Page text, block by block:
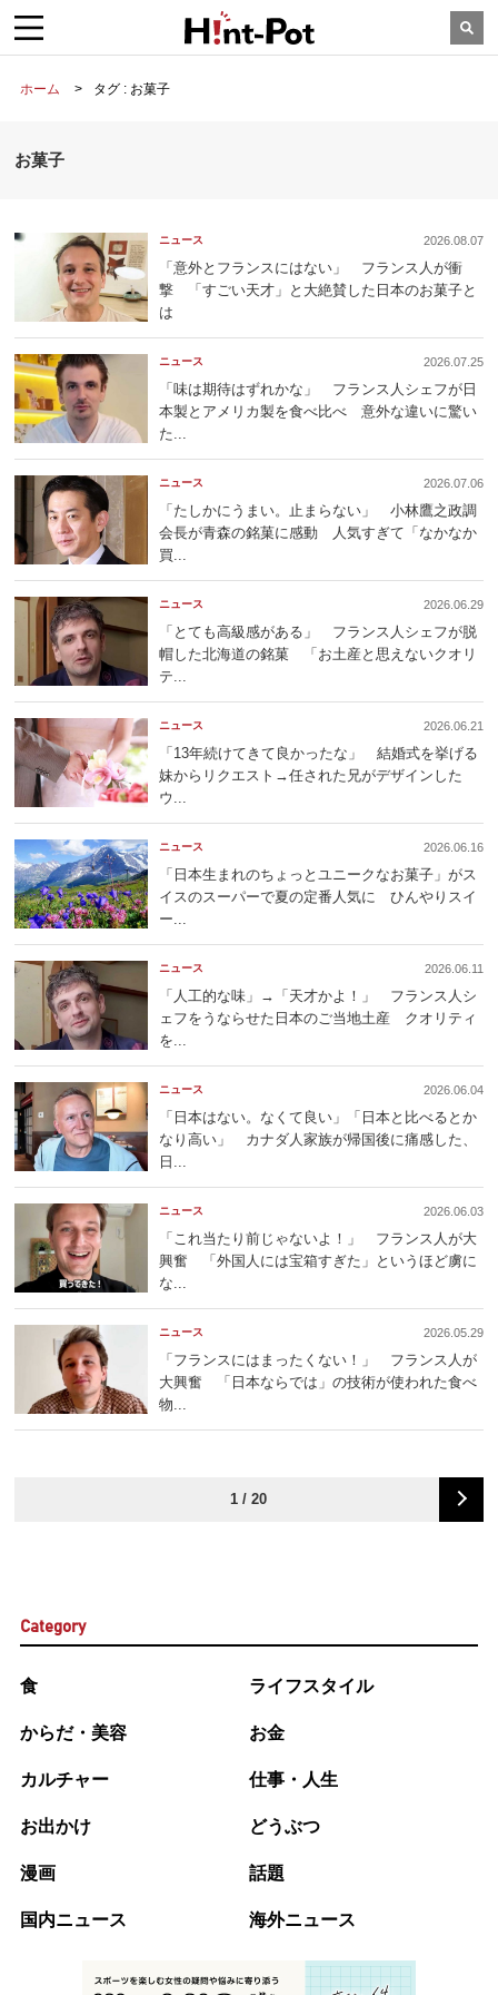
ホーム タグ : お菓子
お菓子
ニュース 2026.08.07
「意外とフランスにはない」 フランス人が衝
撃 「すごい天才」と大絶賛した日本のお菓子と
は
ニュース 2026.07.25
「味は期待はずれかな」 フランス人シェフが日
本製とアメリカ製を食べ比べ 意外な違いに驚い
た...
ニュース 2026.07.06
「たしかにうまい。止まらない」 小林鷹之政調
会長が青森の銘菓に感動 人気すぎて「なかなか
買...
ニュース 2026.06.29
「とても高級感がある」 フランス人シェフが脱
帽した北海道の銘菓 「お土産と思えないクオリ
テ...
ニュース 2026.06.21
「13年続けてきて良かったな」 結婚式を挙げる
妹からリクエスト→任された兄がデザインした
ウ...
ニュース 2026.06.16
「日本生まれのちょっとユニークなお菓子」がス
イスのスーパーで夏の定番人気に ひんやりスイ
ー...
ニュース 2026.06.11
「人工的な味」→「天才かよ！」 フランス人シ
ェフをうならせた日本のご当地土産 クオリティ
を...
ニュース 2026.06.04
「日本はない。なくて良い」「日本と比べるとか
なり高い」 カナダ人家族が帰国後に痛感した、
日...
ニュース 2026.06.03
「これ当たり前じゃないよ！」 フランス人が大
興奮 「外国人には宝箱すぎた」というほど虜に
な...
ニュース 2026.05.29
「フランスにはまったくない！」 フランス人が
大興奮 「日本ならでは」の技術が使われた食べ
物...
1 / 20
Category
食 ライフスタイル
からだ・美容 お金
カルチャー 仕事・人生
お出かけ どうぶつ
漫画 話題
国内ニュース 海外ニュース